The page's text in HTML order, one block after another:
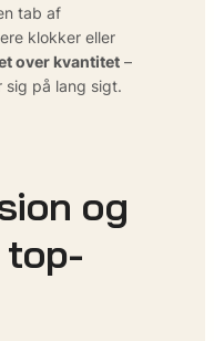
tab af
klokker eller
over kvantitet –
på lang sigt.
og